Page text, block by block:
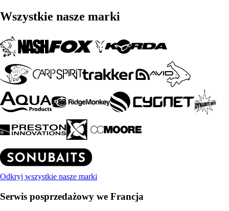
Wszystkie nasze marki
Odkryj wszystkie nasze marki
Serwis posprzedażowy we Francja